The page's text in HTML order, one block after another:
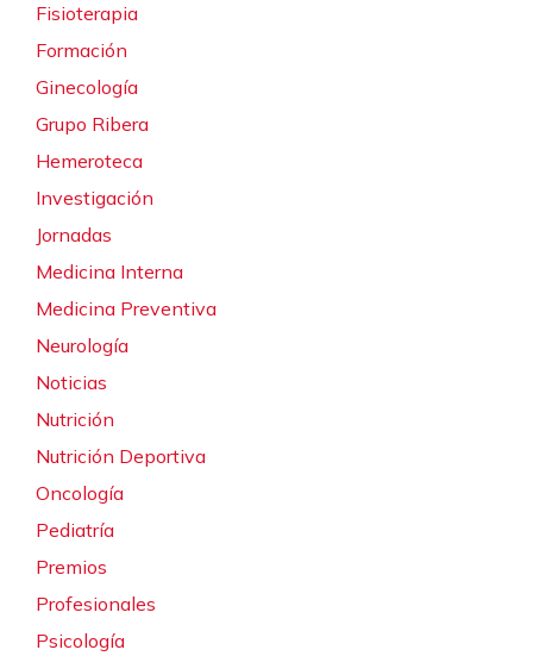
Fisioterapia
Formación
Ginecología
Grupo Ribera
Hemeroteca
Investigación
Jornadas
Medicina Interna
Medicina Preventiva
Neurología
Noticias
Nutrición
Nutrición Deportiva
Oncología
Pediatría
Premios
Profesionales
Psicología